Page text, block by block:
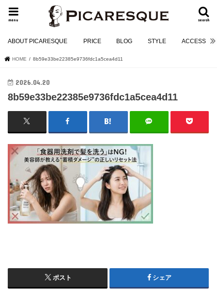
search
menu
ABOUT PICARESQUE PRICE BLOG STYLE ACCESS
HOME 8b59e33be22385e9736fdc1a5cea4d11
2026.04.20
8b59e33be22385e9736fdc1a5cea4d11
ポスト シェア